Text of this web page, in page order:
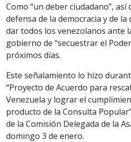
Como “un deber ciudadano”, así
defensa de la democracia y de
dar todos los venezolanos ante
gobierno de “secuestrar el
próximos días.
Este señalamiento lo hizo
“Proyecto de Acuerdo para
Venezuela y lograr el
producto de la Consulta
de la Comisión Delegada de la
domingo 3 de enero.